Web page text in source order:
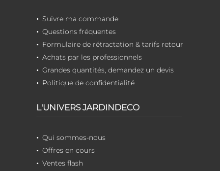
Suivre ma commande
Questions fréquentes
Formulaire de rétractation & tarifs retour
Achats par les professionnels
Grandes quantités, demandez un devis
Politique de confidentialité
L'UNIVERS JARDINDECO
Qui sommes-nous
Offres en cours
Ventes flash